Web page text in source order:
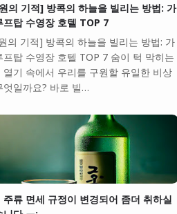
의 기적] 방콕의 하늘을 빌리는 방법: 가
프탑 수영장 호텔 TOP 7
의 기적] 방콕의 하늘을 빌리는 방법: 가
프탑 수영장 호텔 TOP 7 숨이 턱 막히는
열기 속에서 우리를 구원할 유일한 비상
엇일까요? 바로 빌…
주류 면세 규정이 변경되어 좀더 취하실